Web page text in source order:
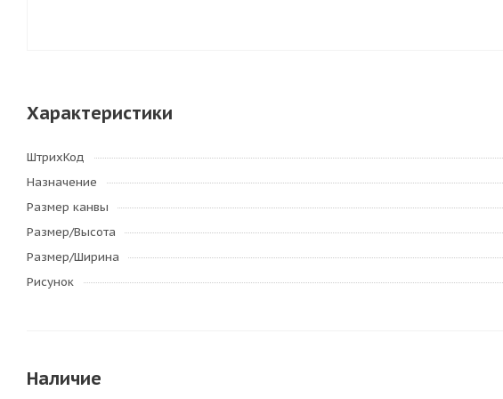
Характеристики
ШтрихКод
Назначение
Размер канвы
Размер/Высота
Размер/Ширина
Рисунок
Наличие